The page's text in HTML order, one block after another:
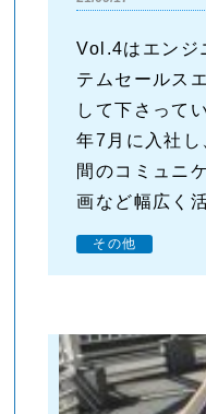
Vol.4はエンジ
テムセールス
して下さって
年7月に入社し
間のコミュニ
画など幅広く
その他